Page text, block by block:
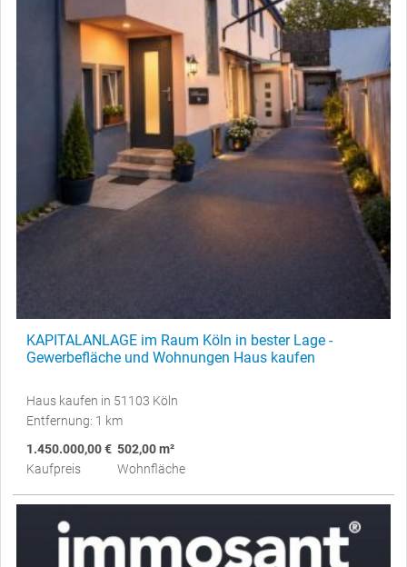
KAPITALANLAGE im Raum Köln in bester Lage -
Gewerbefläche und Wohnungen Haus kaufen
Haus kaufen in 51103 Köln
Entfernung: 1 km
1.450.000,00 €
Kaufpreis
502,00 m²
Wohnfläche